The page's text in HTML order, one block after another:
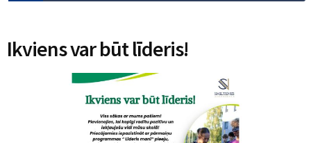
Ikviens var būt līderis!